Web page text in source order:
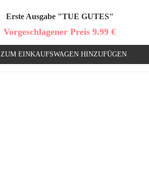
Erste Ausgabe "TUE GUTES"
Vorgeschlagener Preis 9.99 €
ZUM EINKAUFSWAGEN HINZUFÜGEN